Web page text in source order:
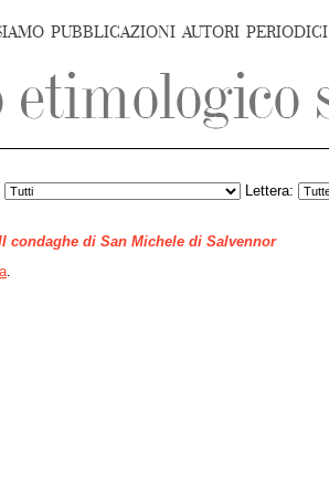
PUBBLICAZIONI AUTORI PERIODICI
Lettera:
condaghe di San Michele di Salvennor